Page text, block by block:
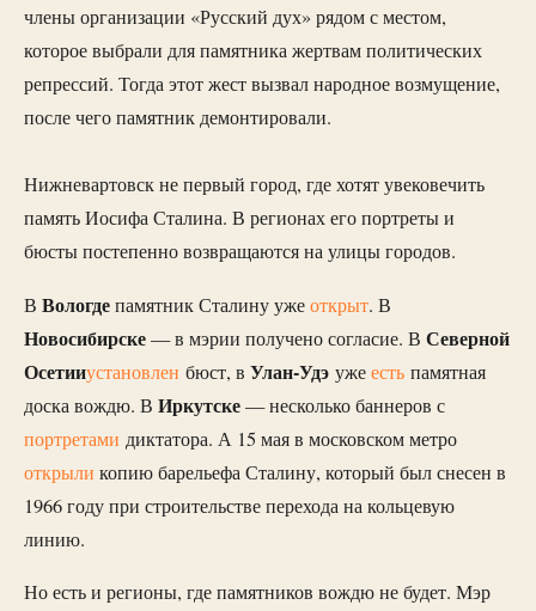
члены организации «Русский дух» рядом с местом,
которое выбрали для памятника жертвам политических
репрессий. Тогда этот жест вызвал народное возмущение,
после чего памятник демонтировали.
Нижневартовск не первый город, где хотят увековечить
память Иосифа Сталина. В регионах его портреты и
бюсты постепенно возвращаются на улицы городов.
В Вологдепамятник Сталину ужеоткрыт. В
Новосибирске— в мэрии получено согласие. В Северной
Осетииустановлен бюст, в Улан-Удэ ужеесть памятная
доска вождю. В Иркутске— несколько баннеров с
портретами диктатора. А 15 мая в московском метро
открыли копию барельефа Сталину, который был снесен в
1966 году при строительстве перехода на кольцевую
линию.
Но есть и регионы, где памятников вождю не будет. Мэр